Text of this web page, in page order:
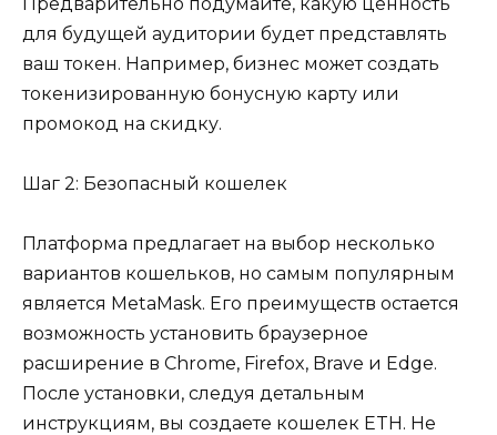
для будущей аудитории будет представлять
ваш токен. Например, бизнес может создать
токенизированную бонусную карту или
промокод на скидку.
Шаг 2: Безопасный кошелек
Платформа предлагает на выбор несколько
вариантов кошельков, но самым популярным
является MetaMask. Его преимуществ остается
возможность установить браузерное
расширение в Chrome, Firefox, Brave и Edge.
После установки, следуя детальным
инструкциям, вы создаете кошелек ETH. Не